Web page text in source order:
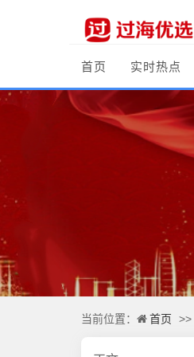
首页 实时热点
当前位置： 首页 >>